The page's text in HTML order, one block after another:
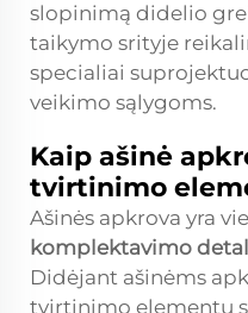
slopinimą didelio
taikymo srityje
specialiai
veikimo sąlygoms.
Kaip ašinė
tvirtinimo
Ašinės apkrova yra
komplektavimo
Didėjant ašinėms
tvirtinimo elementų